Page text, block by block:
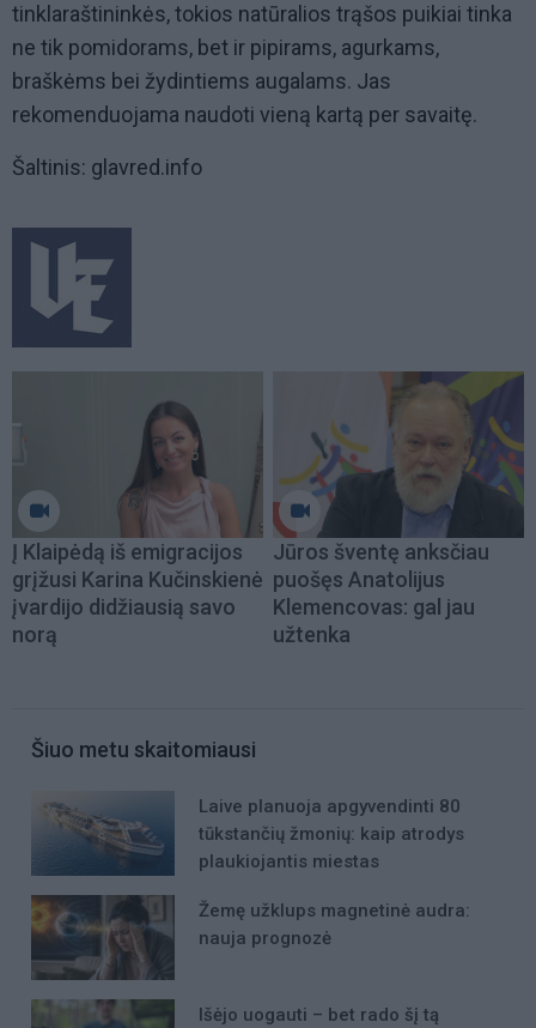
tinklaraštininkės, tokios natūralios trąšos puikiai tinka
ne tik pomidorams, bet ir pipirams, agurkams,
braškėms bei žydintiems augalams. Jas
rekomenduojama naudoti vieną kartą per savaitę.
Šaltinis: glavred.info
Į Klaipėdą iš emigracijos
grįžusi Karina Kučinskienė
įvardijo didžiausią savo
norą
Jūros šventę anksčiau
puošęs Anatolijus
Klemencovas: gal jau
užtenka
Šiuo metu skaitomiausi
Laive planuoja apgyvendinti 80
tūkstančių žmonių: kaip atrodys
plaukiojantis miestas
Žemę užklups magnetinė audra:
nauja prognozė
Išėjo uogauti – bet rado šį tą